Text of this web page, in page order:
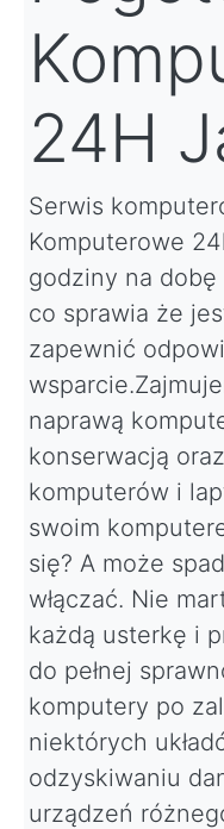
24H
Serwis
Komputerowe
godziny na
co sprawia że
zapewnić
naprawą
konserwacją
komputerów i
swoim
się? A może
włączać. Nie
każdą usterkę i
do pełnej
komputery po
niektórych
odzyskiwaniu
urządzeń